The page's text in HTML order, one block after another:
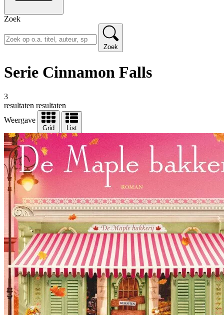
Zoek
Zoek
Serie Cinnamon Falls
3
resultaten resultaten
Weergave
Grid List